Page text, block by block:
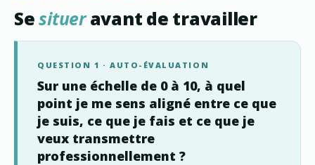
Sesitueravant de travailler
QUESTION 1 · AUTO-ÉVALUATION
Sur une échelle de 0 à 10, à quel
point je me sens aligné entre ce que
je suis, ce que je fais et ce que je
veux transmettre
professionnellement ?